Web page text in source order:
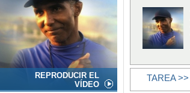
REPRODUCIR EL
VÍDEO
TAREA >>